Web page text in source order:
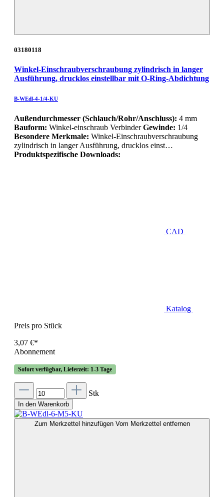
03180118
Winkel-Einschraubverschraubung zylindrisch in langer
Ausführung, drucklos einstellbar mit O-Ring-Abdichtung
B-WEdl-4-1/4-KU
Außendurchmesser (Schlauch/Rohr/Anschluss): 4 mm
Bauform: Winkel-einschraub VerbinderGewinde: 1/4
Besondere Merkmale: Winkel-Einschraubverschraubung
zylindrisch in langer Ausführung, drucklos einst…
Produktspezifische Downloads:
CAD
Katalog
Preis pro Stück
3,07 €*
Abonnement
Sofort verfügbar, Lieferzeit: 1-3 Tage
Stk
In den Warenkorb
Zum Merkzettel hinzufügen Vom Merkzettel entfernen